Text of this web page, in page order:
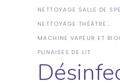
NETTOYAGE SALLE DE
NETTOYAGE THÉÂTRE
MACHINE VAPEUR ET
PUNAISES DE LIT